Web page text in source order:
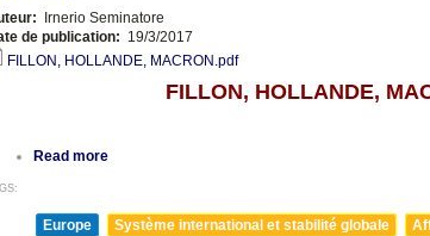
Irnerio Seminatore
de publication: 19/3/2017
FILLON, HOLLANDE, MACRON.pdf
FILLON, HOLLANDE,
Read more
Europe Système international et stabilité globale